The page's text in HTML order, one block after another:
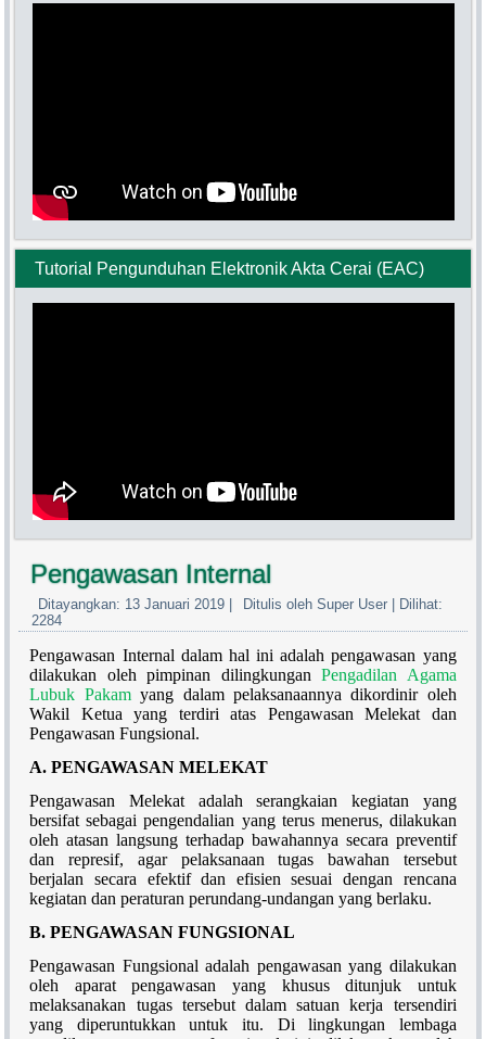
Tutorial Pengunduhan Elektronik Akta Cerai (EAC)
Pengawasan Internal
Ditayangkan: 13 Januari 2019 Ditulis oleh Super User
Dilihat:
2284
Pengawasan Internal dalam hal ini adalah pengawasan yang
dilakukan oleh pimpinan dilingkunganPengadilan Agama
Lubuk Pakamyang dalam pelaksanaannya dikordinir oleh
Wakil Ketua yang terdiri atas Pengawasan Melekat dan
Pengawasan Fungsional.
A. PENGAWASAN MELEKAT
Pengawasan Melekat adalah serangkaian kegiatan yang
bersifat sebagai pengendalian yang terus menerus, dilakukan
oleh atasan langsung terhadap bawahannya secara preventif
dan represif, agar pelaksanaan tugas bawahan tersebut
berjalan secara efektif dan efisien sesuai dengan rencana
kegiatan dan peraturan perundang-undangan yang berlaku.
B. PENGAWASAN FUNGSIONAL
Pengawasan Fungsional adalah pengawasan yang dilakukan
oleh aparat pengawasan yang khusus ditunjuk untuk
melaksanakan tugas tersebut dalam satuan kerja tersendiri
yang diperuntukkan untuk itu. Di lingkungan lembaga